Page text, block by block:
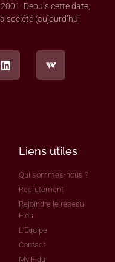
Depuis cette date,
société (aujourd’hui
Liens utiles
Qui sommes-nous ?
Recrutement
Rejoindre le réseau
Fidu
L'Équipe
Contact
My Fidu